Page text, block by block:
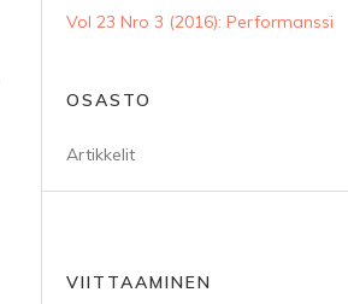
Vol 23 Nro 3 (2016): Performanssi
OSASTO
Artikkelit
VIITTAAMINEN